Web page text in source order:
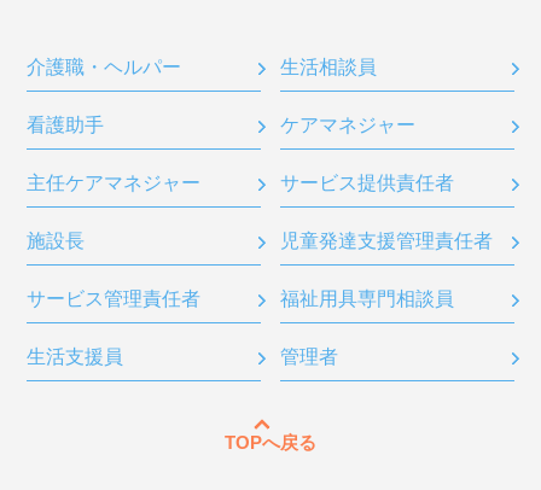
介護職・ヘルパー 生活相談員
看護助手 ケアマネジャー
主任ケアマネジャー サービス提供責任者
施設長 児童発達支援管理責任者
サービス管理責任者 福祉用具専門相談員
生活支援員 管理者
TOPへ戻る